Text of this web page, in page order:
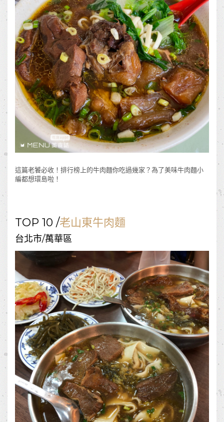
這篇老饕必收！排行榜上的牛肉麵你吃過幾家？為了美味牛肉麵小
編都想環島啦！
TOP 10 /老山東牛肉麵
台北市/萬華區